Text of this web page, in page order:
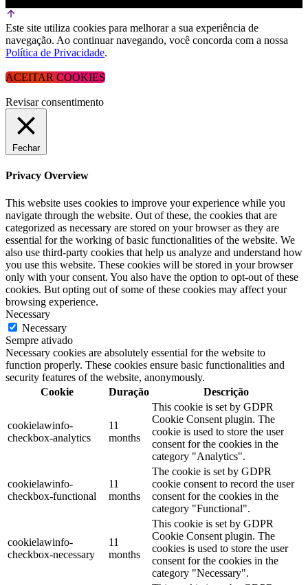
Este site utiliza cookies para melhorar a sua experiência de
navegação. Ao continuar navegando, você concorda com a nossa
Política de Privacidade.
ACEITAR COOKIES
Revisar consentimento
Fechar
Privacy Overview
This website uses cookies to improve your experience while you
navigate through the website. Out of these, the cookies that are
categorized as necessary are stored on your browser as they are
essential for the working of basic functionalities of the website. We
also use third-party cookies that help us analyze and understand how
you use this website. These cookies will be stored in your browser
only with your consent. You also have the option to opt-out of these
cookies. But opting out of some of these cookies may affect your
browsing experience.
Necessary
Necessary
Sempre ativado
Necessary cookies are absolutely essential for the website to
function properly. These cookies ensure basic functionalities and
security features of the website, anonymously.
Cookie
Duração Descrição
cookielawinfo-
checkbox-analytics
11
months
This cookie is set by GDPR
Cookie Consent plugin. The
cookie is used to store the user
consent for the cookies in the
category "Analytics".
cookielawinfo-
checkbox-functional
11
months
The cookie is set by GDPR
cookie consent to record the user
consent for the cookies in the
category "Functional".
cookielawinfo-
checkbox-necessary
11
months
This cookie is set by GDPR
Cookie Consent plugin. The
cookies is used to store the user
consent for the cookies in the
category "Necessary".